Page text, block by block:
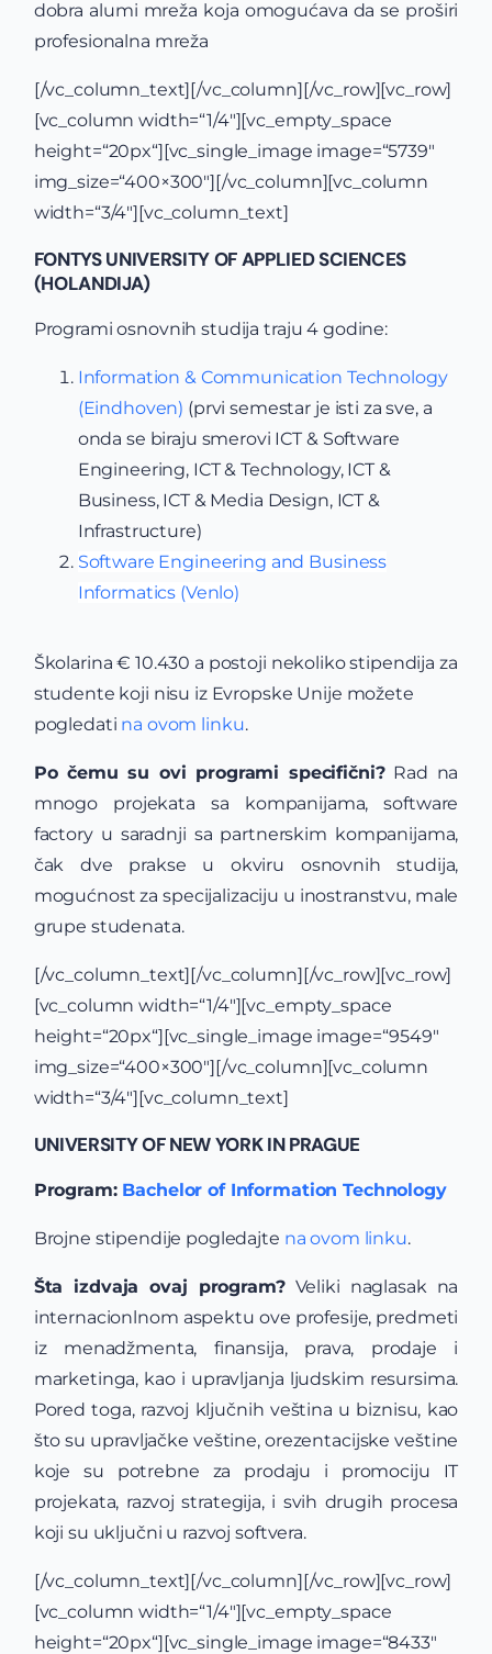
dobra alumi mreža koja omogućava da se proširi
profesionalna mreža
[/vc_column_text][/vc_column][/vc_row][vc_row]
[vc_column width=“1/4″][vc_empty_space
height=“20px“][vc_single_image image=“5739″
img_size=“400×300″][/vc_column][vc_column
width=“3/4″][vc_column_text]
FONTYS UNIVERSITY OF APPLIED SCIENCES
(HOLANDIJA)
Programi osnovnih studija traju 4 godine:
Information & Communication Technology
(Eindhoven) (prvi semestar je isti za sve, a
onda se biraju smerovi ICT & Software
Engineering, ICT & Technology, ICT &
Business, ICT & Media Design, ICT &
Infrastructure)
Software Engineering and Business
Informatics (Venlo)
Školarina € 10.430 a postoji nekoliko stipendija za
studente koji nisu iz Evropske Unije možete
pogledati na ovom linku.
Po čemu su ovi programi specifični?Rad na
mnogo projekata sa kompanijama, software
factory u saradnji sa partnerskim kompanijama,
čak dve prakse u okviru osnovnih studija,
mogućnost za specijalizaciju u inostranstvu, male
grupe studenata.
[/vc_column_text][/vc_column][/vc_row][vc_row]
[vc_column width=“1/4″][vc_empty_space
height=“20px“][vc_single_image image=“9549″
img_size=“400×300″][/vc_column][vc_column
width=“3/4″][vc_column_text]
UNIVERSITY OF NEW YORK IN PRAGUE
Program: Bachelor of Information Technology
Brojne stipendije pogledajte na ovom linku.
Šta izdvaja ovaj program?Veliki naglasak na
internacionlnom aspektu ove profesije, predmeti
iz menadžmenta, finansija, prava, prodaje i
marketinga, kao i upravljanja ljudskim resursima.
Pored toga, razvoj ključnih veština u biznisu, kao
što su upravljačke veštine, orezentacijske veštine
koje su potrebne za prodaju i promociju IT
projekata, razvoj strategija, i svih drugih procesa
koji su uključni u razvoj softvera.
[/vc_column_text][/vc_column][/vc_row][vc_row]
[vc_column width=“1/4″][vc_empty_space
height=“20px“][vc_single_image image=“8433″